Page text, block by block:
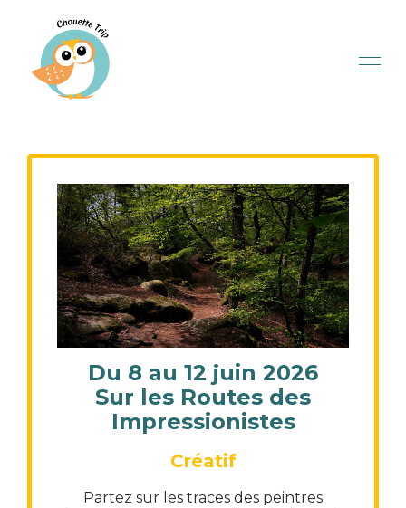
Du 8 au 12 juin 2026
Sur les Routes des
Impressionistes
Créatif
Partez sur les traces des peintres